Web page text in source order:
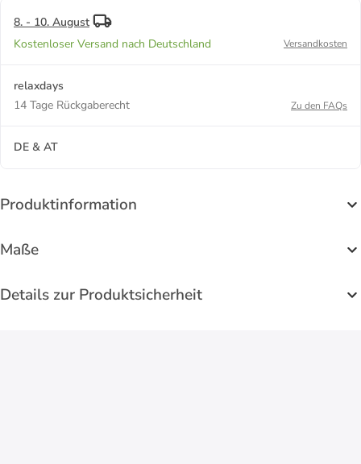
8. - 10. August
Kostenloser Versand nach Deutschland
Versandkosten
relaxdays
14 Tage Rückgaberecht
Zu den FAQs
DE & AT
Produktinformation
Maße
Details zur Produktsicherheit